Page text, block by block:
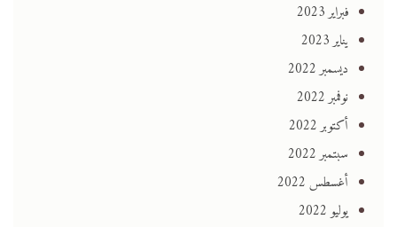
فبراير 2023
يناير 2023
ديسمبر 2022
نوفمبر 2022
أكتوبر 2022
سبتمبر 2022
أغسطس 2022
يوليو 2022